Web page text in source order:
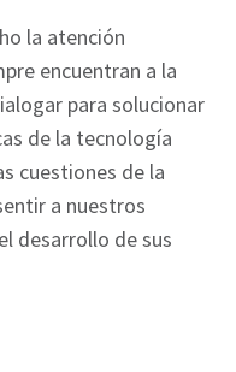
la atención
encuentran a la
para solucionar
de la tecnología
cuestiones de la
a nuestros
desarrollo de sus